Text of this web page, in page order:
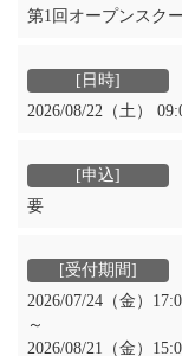
第1回オープンスク
2026/08/22（土）
要
2026/07/24（金）
～
2026/08/21（金）